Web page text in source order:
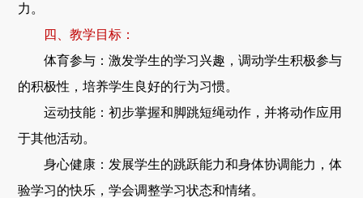
力。
四、教学目标：
体育参与：激发学生的学习兴趣，调动学生积极参与
的积极性，培养学生良好的行为习惯。
运动技能：初步掌握和脚跳短绳动作，并将动作应用
于其他活动。
身心健康：发展学生的跳跃能力和身体协调能力，体
验学习的快乐，学会调整学习状态和情绪。